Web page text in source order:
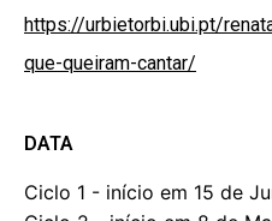
https://urbietorbi.ubi.pt/
que-queiram-cantar/
DATA
Ciclo 1 - início em 15 de